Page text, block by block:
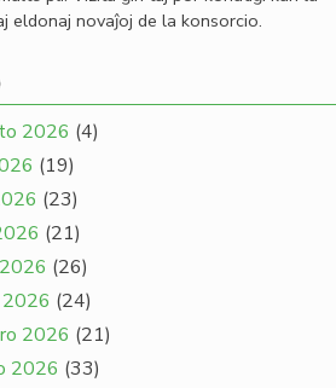
eldonaj novaĵoj de la konsorcio.
2026 (4)
(19)
(23)
(21)
(26)
(24)
2026 (21)
2026 (33)